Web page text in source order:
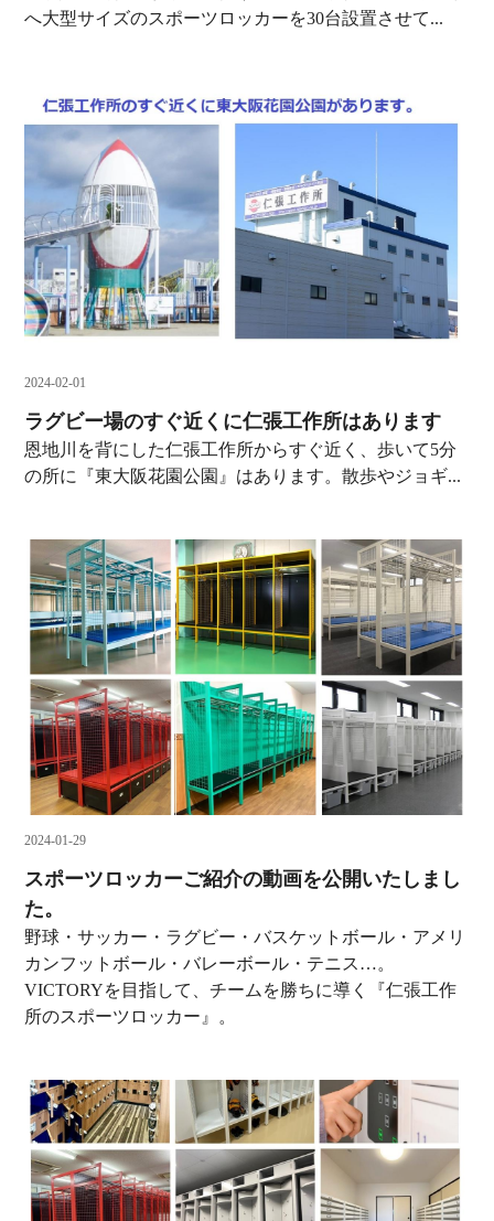
へ大型サイズのスポーツロッカーを30台設置させて...
2024-02-01
ラグビー場のすぐ近くに仁張工作所はあります
恩地川を背にした仁張工作所からすぐ近く、歩いて5分
の所に『東大阪花園公園』はあります。散歩やジョギ...
2024-01-29
スポーツロッカーご紹介の動画を公開いたしまし
た。
野球・サッカー・ラグビー・バスケットボール・アメリ
カンフットボール・バレーボール・テニス…。
VICTORYを目指して、チームを勝ちに導く『仁張工作
所のスポーツロッカー』。